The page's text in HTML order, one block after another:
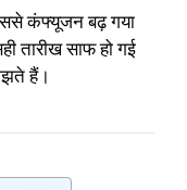
कंफ्यूजन बढ़ गया
तारीख साफ हो गई
हैं।